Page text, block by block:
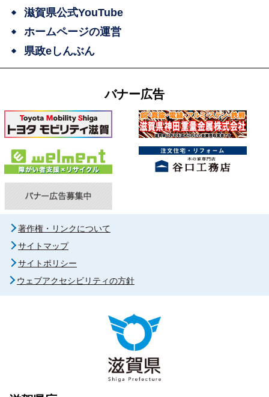
滋賀県公式YouTube
ホームページの運営
県政eしんぶん
バナー広告
著作権・リンクについて
サイトマップ
サイトポリシー
ウェブアクセシビリティの方針